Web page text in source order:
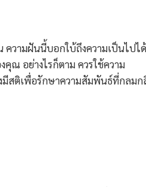
ความฝันนี้บอกใบ้ถึงความเป็นไปไ
ณ อย่างไรก็ตาม ควรใช้ความ
มีสติเพื่อรักษาความสัมพันธ์ที่กลม